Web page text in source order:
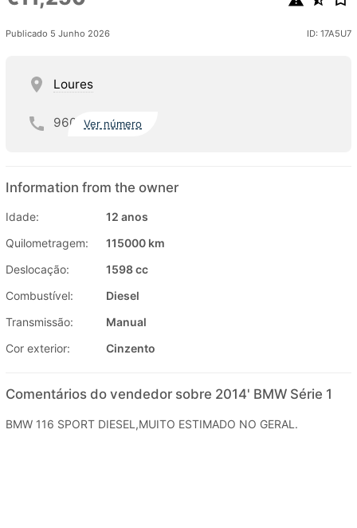
Publicado 5 Junho 2026 ID: 17A5U7
Loures
960 Ver número
Information from the owner
Idade:
12 anos
Quilometragem:
115000 km
Deslocação:
1598 cc
Combustível:
Diesel
Transmissão:
Manual
Cor exterior:
Cinzento
Comentários do vendedor sobre 2014' BMW Série 1
BMW 116 SPORT DIESEL,MUITO ESTIMADO NO GERAL.